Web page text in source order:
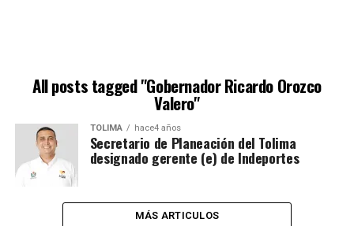
All posts tagged "Gobernador Ricardo Orozco
Valero"
TOLIMA hace4 años
Secretario de Planeación del Tolima
designado gerente (e) de Indeportes
MÁS ARTICULOS